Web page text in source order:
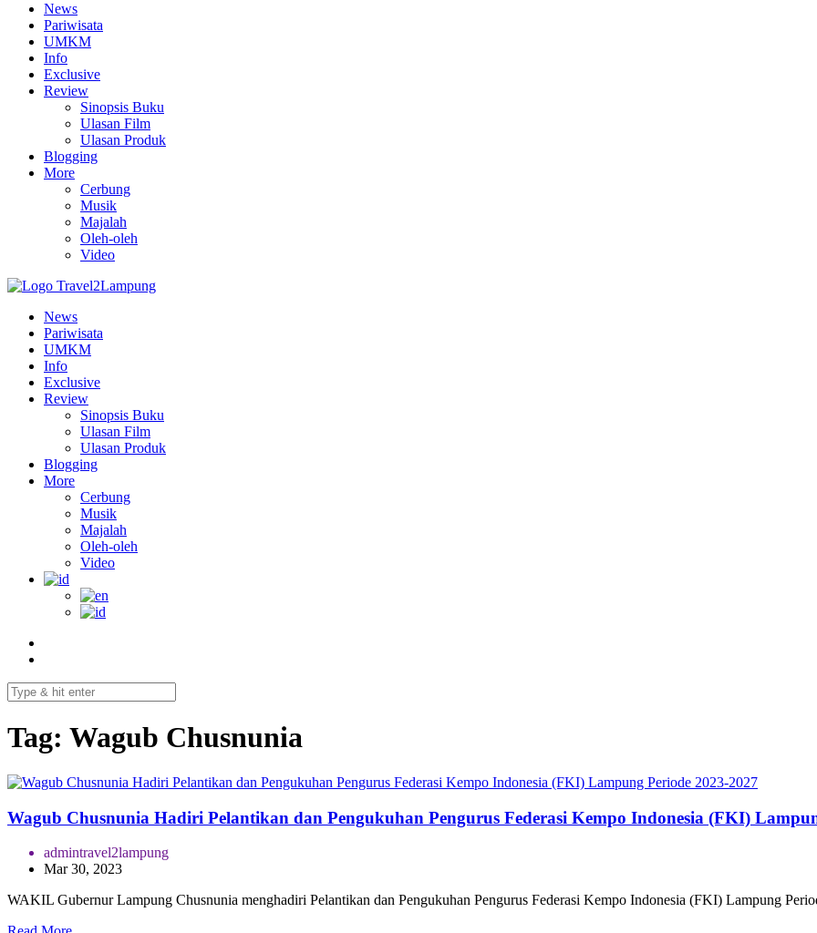
News
Pariwisata
UMKM
Info
Exclusive
Review
Sinopsis Buku
Ulasan Film
Ulasan Produk
Blogging
More
Cerbung
Musik
Majalah
Oleh-oleh
Video
News
Pariwisata
UMKM
Info
Exclusive
Review
Sinopsis Buku
Ulasan Film
Ulasan Produk
Blogging
More
Cerbung
Musik
Majalah
Oleh-oleh
Video
Tag: Wagub Chusnunia
Wagub Chusnunia Hadiri Pelantikan dan Pengukuhan Pengurus Federasi Kempo Indonesia (FKI)
admintravel2lampung
Mar 30, 2023
WAKIL Gubernur Lampung Chusnunia menghadiri Pelantikan dan Pengukuhan Pengurus Federasi Kempo Indonesia (FKI) Lampung